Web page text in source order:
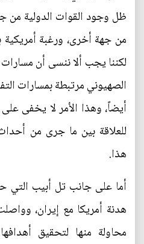
ظل وجود القوات الدولية من
من جهة أخرى، ورغبة
لكننا يجب ألا ننسى أن
الصهيوني مرتبطة بمسارات
أيضاً، وهذا الأمر لا يخفى
للعلاقة بين ما جرى من
هذا.
أما على جانب تل أبيب
هدنة أمريكا مع إيران،
محاولة منها لتحقيق